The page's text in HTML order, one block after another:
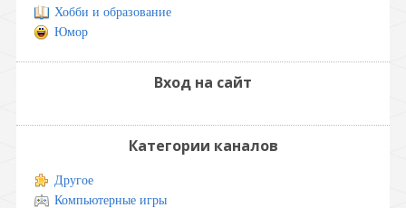
Хобби и образование
Юмор
Вход на сайт
Категории каналов
Другое
Компьютерные игры